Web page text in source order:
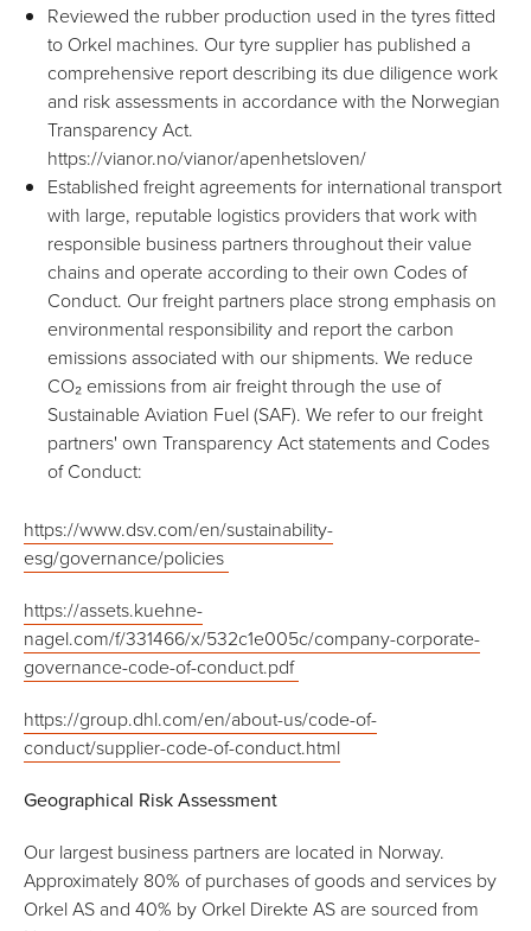
Reviewed the rubber production used in the tyres fitted
to Orkel machines. Our tyre supplier has published a
comprehensive report describing its due diligence work
and risk assessments in accordance with the Norwegian
Transparency Act.
https://vianor.no/vianor/apenhetsloven/
Established freight agreements for international transport
with large, reputable logistics providers that work with
responsible business partners throughout their value
chains and operate according to their own Codes of
Conduct. Our freight partners place strong emphasis on
environmental responsibility and report the carbon
emissions associated with our shipments. We reduce
CO₂ emissions from air freight through the use of
Sustainable Aviation Fuel (SAF). We refer to our freight
partners' own Transparency Act statements and Codes
of Conduct:
https://www.dsv.com/en/sustainability-
esg/governance/policies
https://assets.kuehne-
nagel.com/f/331466/x/532c1e005c/company-corporate-
governance-code-of-conduct.pdf
https://group.dhl.com/en/about-us/code-of-
conduct/supplier-code-of-conduct.html
Geographical Risk Assessment
Our largest business partners are located in Norway.
Approximately 80% of purchases of goods and services by
Orkel AS and 40% by Orkel Direkte AS are sourced from